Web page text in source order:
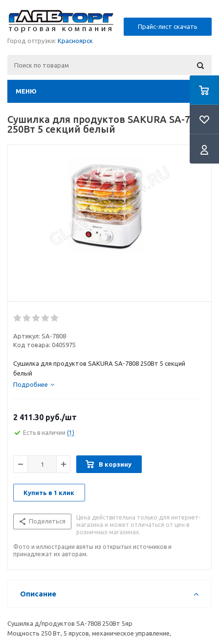
Прайс-лист скачать
Город отгрузки: Красноярск
МЕНЮ
Сушилка для продуктов SAKURA SA-7808
250Вт 5 секций белый
Артикул: SA-7808
Код товара: 0405975
Сушилка для продуктов SAKURA SA-7808 250Вт 5 секций
белый
Подробнее
2 411.30 руб./шт
Есть в наличии (1)
В корзину
Купить в 1 клик
Поделиться
Цена действительна только для интернет-
магазина и может отличаться от цен в
розничных магазинах.
Фото и иллюстрации взяты из открытых источников и
принадлежат их авторам.
Описание
Сушилка д/продуктов SA-7808 250Вт 5яр
Мощность 250 Вт, 5 ярусов, механическое управление,